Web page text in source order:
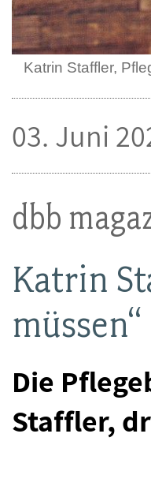
Katrin Staffler,
dbb
Katrin
müssen“
Die
Staffler,
03. Juni